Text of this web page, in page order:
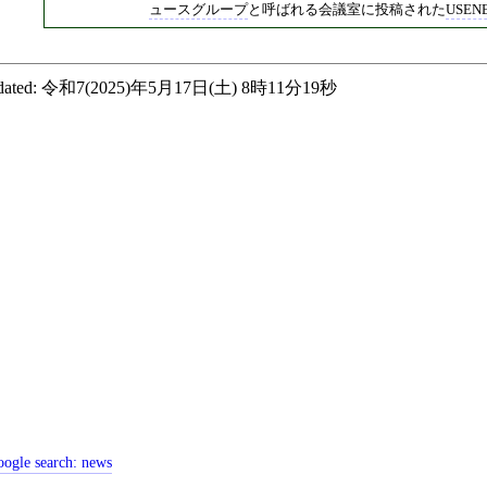
ュースグループと呼ばれる会議室に投稿された
令和7(2025)年5月17日(土) 8時11分19秒
search:news